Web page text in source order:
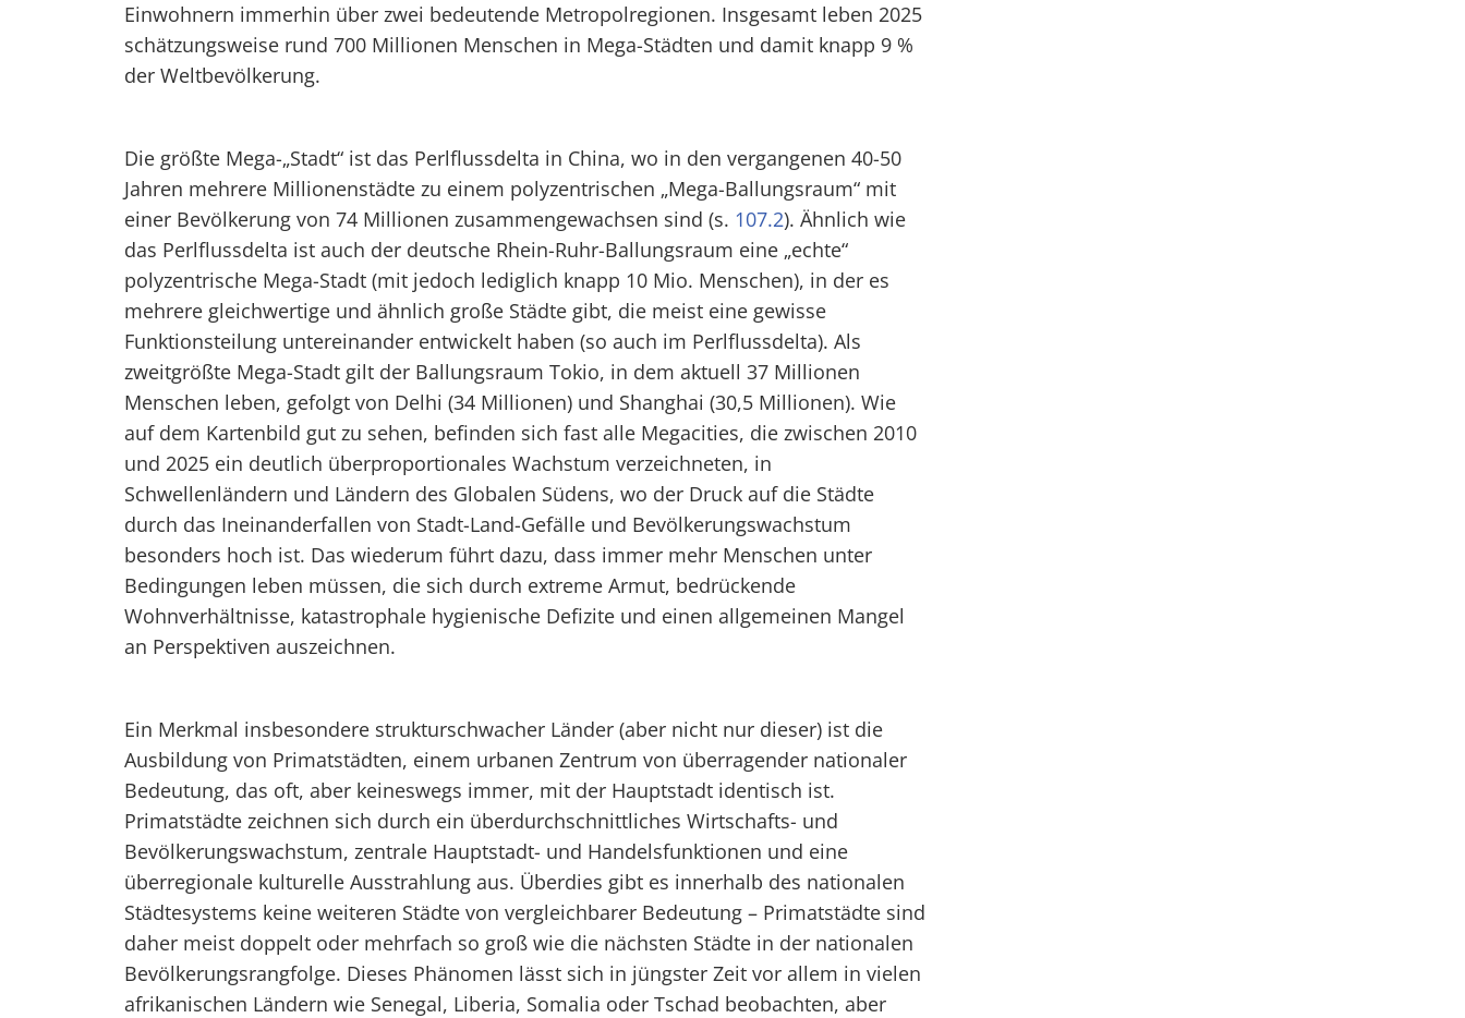
Einwohnern immerhin über zwei bedeutende Metropolregionen. Insgesamt leben 2025
schätzungsweise rund 700 Millionen Menschen in Mega-Städten und damit knapp 9 %
der Weltbevölkerung.
Die größte Mega-„Stadt“ ist das Perlflussdelta in China, wo in den vergangenen 40-50
Jahren mehrere Millionenstädte zu einem polyzentrischen „Mega-Ballungsraum“ mit
einer Bevölkerung von 74 Millionen zusammengewachsen sind (s. 107.2). Ähnlich wie
das Perlflussdelta ist auch der deutsche Rhein-Ruhr-Ballungsraum eine „echte“
polyzentrische Mega-Stadt (mit jedoch lediglich knapp 10 Mio. Menschen), in der es
mehrere gleichwertige und ähnlich große Städte gibt, die meist eine gewisse
Funktionsteilung untereinander entwickelt haben (so auch im Perlflussdelta). Als
zweitgrößte Mega-Stadt gilt der Ballungsraum Tokio, in dem aktuell 37 Millionen
Menschen leben, gefolgt von Delhi (34 Millionen) und Shanghai (30,5 Millionen). Wie
auf dem Kartenbild gut zu sehen, befinden sich fast alle Megacities, die zwischen 2010
und 2025 ein deutlich überproportionales Wachstum verzeichneten, in
Schwellenländern und Ländern des Globalen Südens, wo der Druck auf die Städte
durch das Ineinanderfallen von Stadt-Land-Gefälle und Bevölkerungswachstum
besonders hoch ist. Das wiederum führt dazu, dass immer mehr Menschen unter
Bedingungen leben müssen, die sich durch extreme Armut, bedrückende
Wohnverhältnisse, katastrophale hygienische Defizite und einen allgemeinen Mangel
an Perspektiven auszeichnen.
Ein Merkmal insbesondere strukturschwacher Länder (aber nicht nur dieser) ist die
Ausbildung von Primatstädten, einem urbanen Zentrum von überragender nationaler
Bedeutung, das oft, aber keineswegs immer, mit der Hauptstadt identisch ist.
Primatstädte zeichnen sich durch ein überdurchschnittliches Wirtschafts- und
Bevölkerungswachstum, zentrale Hauptstadt- und Handelsfunktionen und eine
überregionale kulturelle Ausstrahlung aus. Überdies gibt es innerhalb des nationalen
Städtesystems keine weiteren Städte von vergleichbarer Bedeutung – Primatstädte sind
daher meist doppelt oder mehrfach so groß wie die nächsten Städte in der nationalen
Bevölkerungsrangfolge. Dieses Phänomen lässt sich in jüngster Zeit vor allem in vielen
afrikanischen Ländern wie Senegal, Liberia, Somalia oder Tschad beobachten, aber